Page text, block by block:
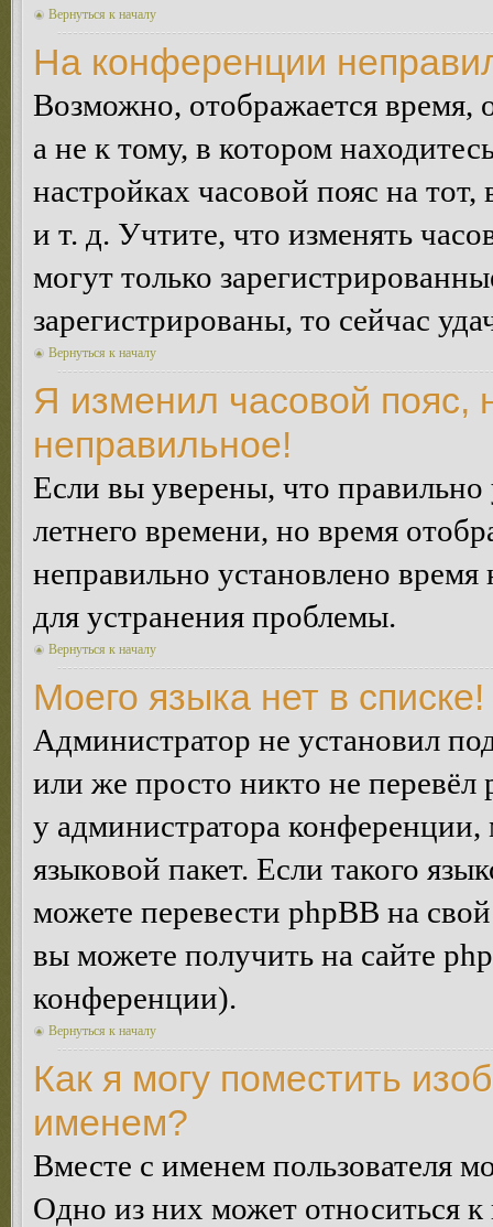
Вернуться к началу
На конференции
Возможно, отображается время,
а не к тому, в котором
настройках часовой пояс на
и т. д. Учтите, что изменять
могут только
зарегистрированы, то сейчас
Вернуться к началу
Я изменил часовой пояс,
неправильное!
Если вы уверены, что правильно
летнего времени, но время
неправильно установлено
для устранения проблемы.
Вернуться к началу
Моего языка нет в списке!
Администратор не установил
или же просто никто не
у администратора
языковой пакет. Если такого
можете перевести phpBB на
вы можете получить на сайте
конференции).
Вернуться к началу
Как я могу поместить
именем?
Вместе с именем пользователя
Одно из них может относиться